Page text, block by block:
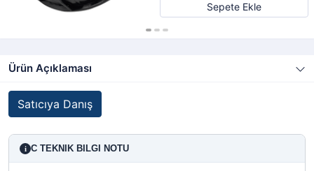
Sepete Ekle
Ürün Açıklaması
Satıcıya Danış
i C TEKNIK BILGI NOTU